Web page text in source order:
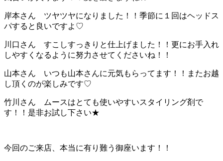
岸本さん ツヤツヤになりました！！季節に１回はヘッドス
パすると良いですよ♡
川口さん すこしすっきりと仕上げました！！更にお手入れ
しやすくなるように努力させてくださいね！！
山本さん いつも山本さんに元気もらってます！！またお越
し頂くのが楽しみです♡
竹川さん ムースはとても使いやすいスタイリング剤で
す！！是非お試し下さい★
今回のご来店、本当に有り難う御座います！！